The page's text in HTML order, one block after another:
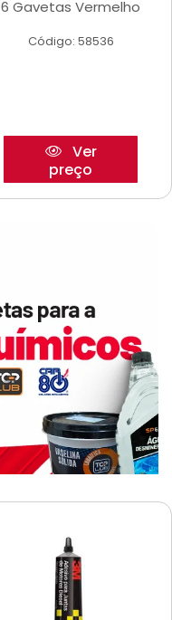
6 Gavetas Vermelho
Código: 58536
Ver
preço